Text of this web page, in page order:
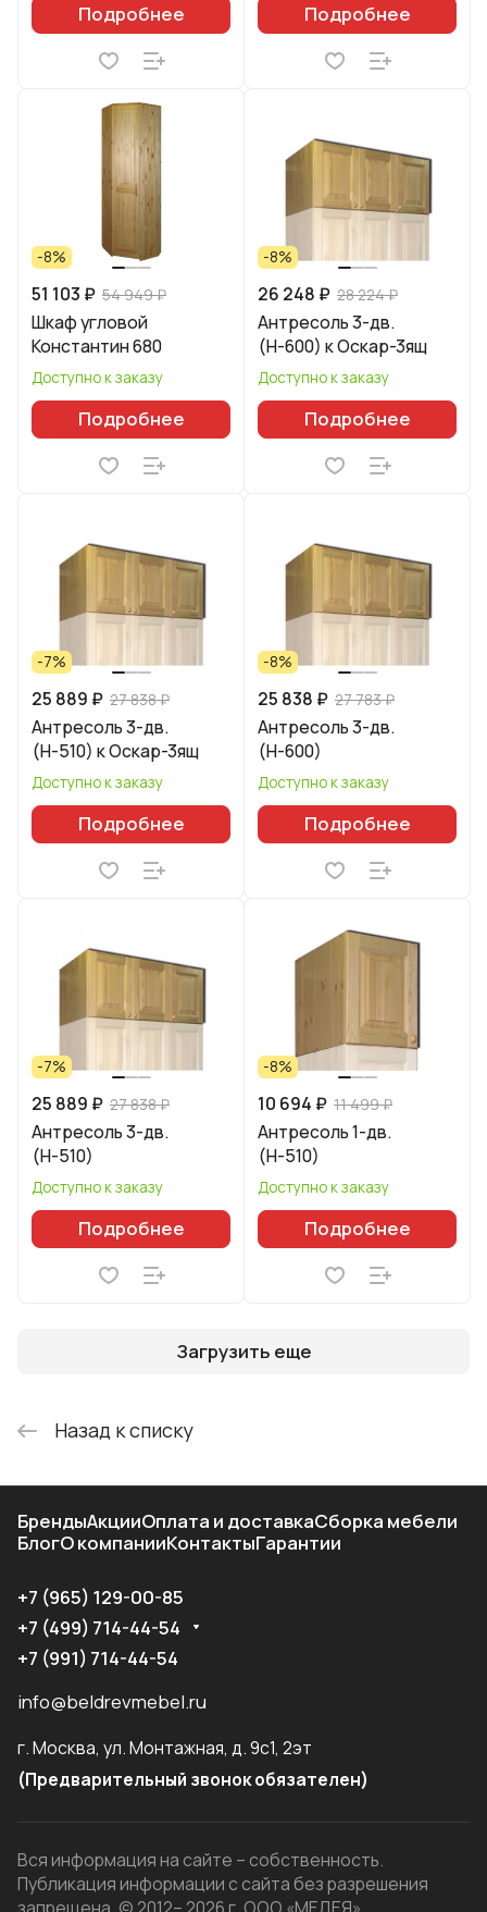
Подробнее Подробнее
-8%
51 103 ₽ 54 949 ₽
Шкаф угловой
Константин 680
Доступно к заказу
Подробнее
-8%
26 248 ₽ 28 224 ₽
Антресоль 3-дв.
(Н-600) к Оскар-3ящ
Доступно к заказу
Подробнее
-7%
25 889 ₽ 27 838 ₽
Антресоль 3-дв.
(Н-510) к Оскар-3ящ
Доступно к заказу
Подробнее
-8%
25 838 ₽ 27 783 ₽
Антресоль 3-дв.
(Н-600)
Доступно к заказу
Подробнее
-7%
25 889 ₽ 27 838 ₽
Антресоль 3-дв.
(Н-510)
Доступно к заказу
Подробнее
-8%
10 694 ₽ 11 499 ₽
Антресоль 1-дв.
(Н-510)
Доступно к заказу
Подробнее
Загрузить еще
Назад к списку
БрендыАкцииОплата и доставкаСборка мебели
БлогО компанииКонтактыГарантии
+7 (965) 129-00-85
+7 (499) 714-44-54
+7 (991) 714-44-54
info@beldrevmebel.ru
г. Москва, ул. Монтажная, д. 9с1, 2эт
(Предварительный звонок обязателен)
Вся информация на сайте – собственность.
Публикация информации с сайта без разрешения